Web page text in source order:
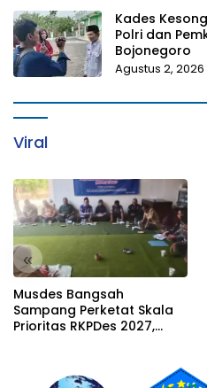
Kades
Polri dan
Bojonegoro
Agustus 2, 2026
Viral
«
Musdes Bangsah
Sampang Perketat Skala
Prioritas RKPDes 2027,
pada pemerataan yang